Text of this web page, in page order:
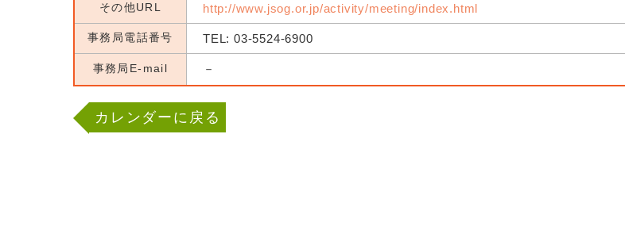
その他URL http://www.jsog.or.jp/activity/meeting/index.html
事務局電話番号 TEL: 03-5524-6900
事務局E-mail －
カレンダーに戻る